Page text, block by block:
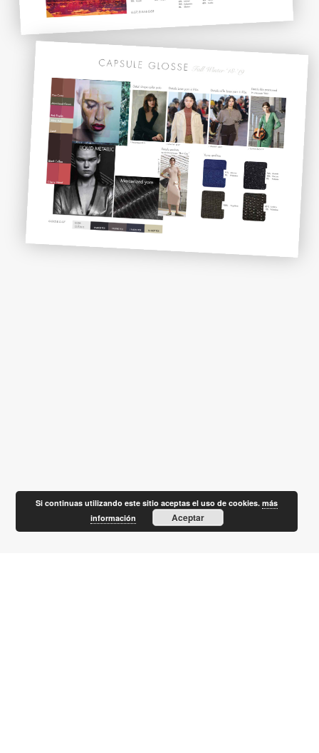
Si continuas utilizando este sitio aceptas el uso de cookies.más
información
Aceptar